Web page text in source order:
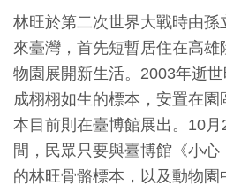
創
典
藏
研
究
林旺於第二次世界大戰時由孫
來臺灣，首先短暫居住在高
物園展開新生活。2003年逝
成栩栩如生的標本，安置在
本目前則在臺博館展出。10
間，民眾只要與臺博館《小
的林旺骨骼標本，以及動物